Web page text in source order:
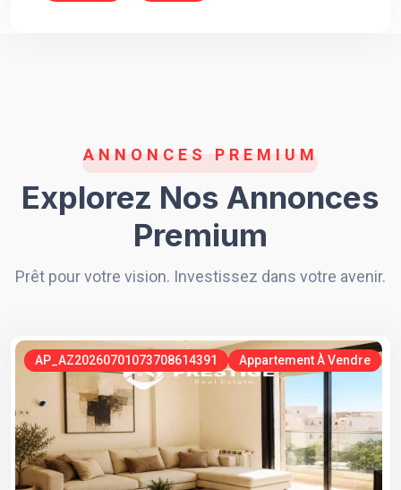
ANNONCES PREMIUM
Explorez Nos Annonces
Premium
Prêt pour votre vision. Investissez dans votre avenir.
AP_AZ20260701073708614391 Appartement À Vendre